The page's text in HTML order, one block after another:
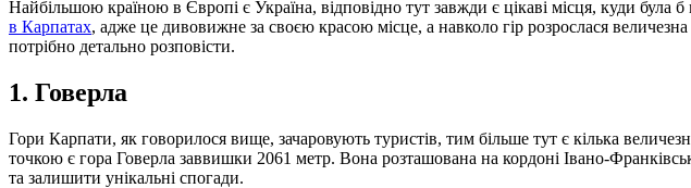
Найбільшою країною в Європі є Україна, відповідно тут завжди є цікаві місця, куди
в Карпатах, адже це дивовижне за своєю красою місце, а навколо гір розрослася
потрібно детально розповісти.
1. Говерла
Гори Карпати, як говорилося вище, зачаровують туристів, тим більше тут є кілька
точкою є гора Говерла заввишки 2061 метр. Вона розташована на кордоні Івано-
та залишити унікальні спогади.